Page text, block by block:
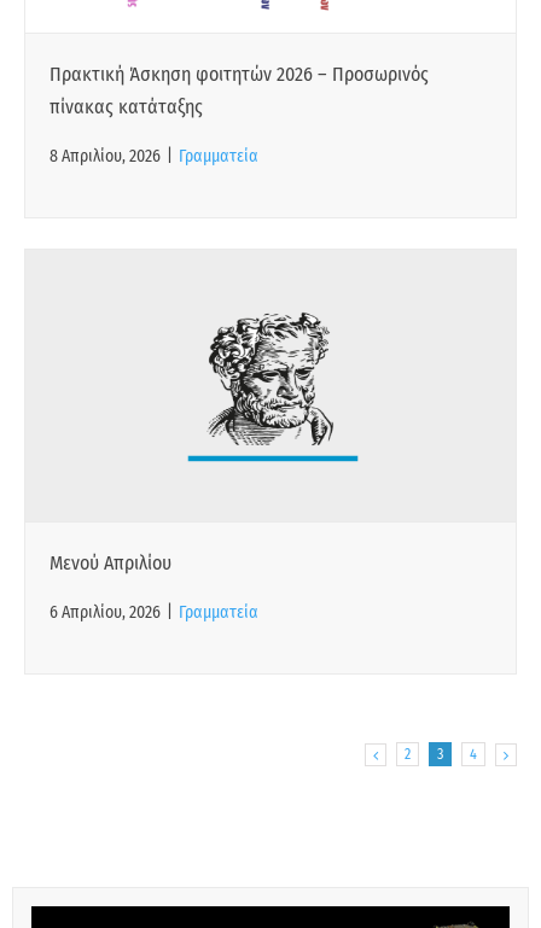
Πρακτική Άσκηση φοιτητών 2026 – Προσωρινός
πίνακας κατάταξης
8 Απριλίου, 2026 Γραμματεία
Μενού Απριλίου
6 Απριλίου, 2026 Γραμματεία
2 3 4